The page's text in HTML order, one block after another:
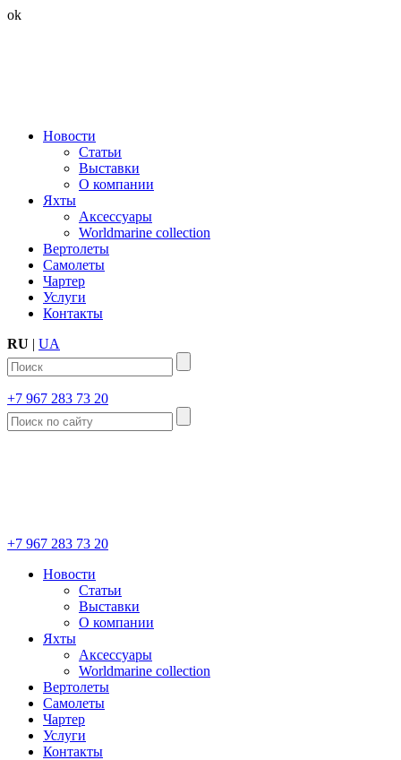
ok
Новости
Статьи
Выставки
О компании
Яхты
Аксессуары
Worldmarine collection
Вертолеты
Самолеты
Чартер
Услуги
Контакты
RU | UA
+7 967 283 73 20
+7 967 283 73 20
Новости
Статьи
Выставки
О компании
Яхты
Аксессуары
Worldmarine collection
Вертолеты
Самолеты
Чартер
Услуги
Контакты